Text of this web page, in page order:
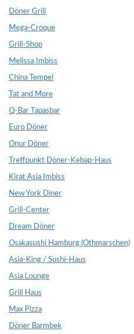
Döner Grill
Mega-Croque
Grill-Shop
Melissa Imbiss
China Tempel
Tat and More
Q-Bar Tapasbar
Euro Döner
Onur Döner
Treffpunkt Döner-Kebap-Haus
Kirat Asia Imbiss
New York Diner
Grill-Center
Dream Döner
Osakasushi Hamburg (Othmarschen)
Asia-King / Sushi-Haus
Asia Lounge
Grill Haus
Max Pizza
Döner Barmbek